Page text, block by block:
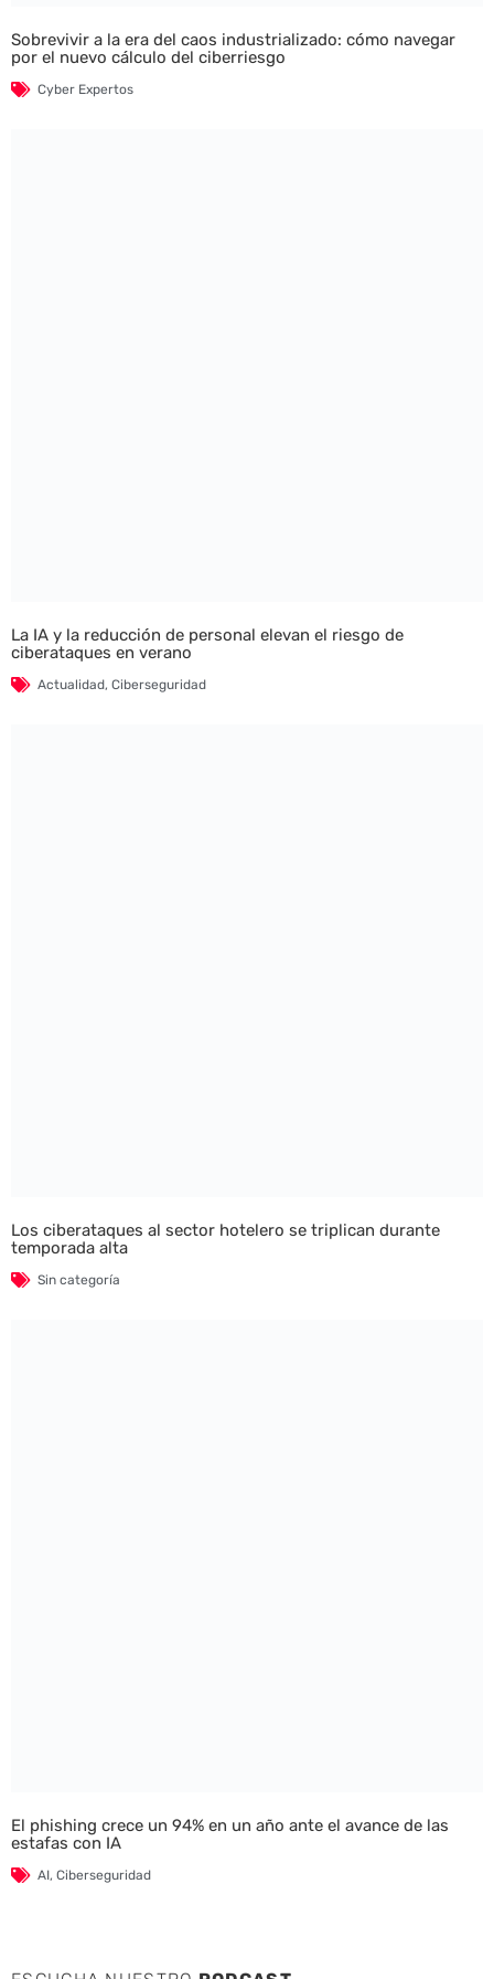
Sobrevivir a la era del caos industrializado: cómo navegar
por el nuevo cálculo del ciberriesgo
Cyber Expertos
La IA y la reducción de personal elevan el riesgo de
ciberataques en verano
Actualidad, Ciberseguridad
Los ciberataques al sector hotelero se triplican durante
temporada alta
Sin categoría
El phishing crece un 94% en un año ante el avance de las
estafas con IA
AI, Ciberseguridad